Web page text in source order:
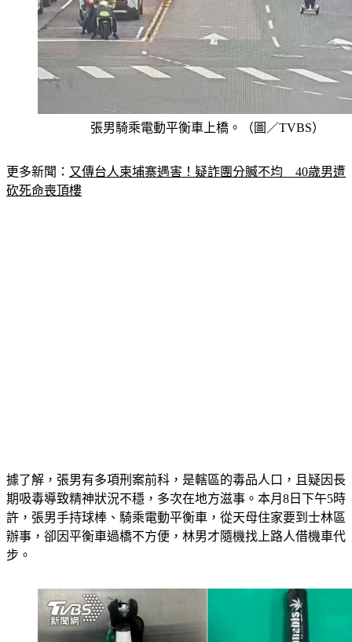
張男騎乘電動平衡車上橋。（圖／TVBS）
更多新聞： 又傳台人柬埔寨遇害！疑詐團分贓不均　40歲男遭
砍死命喪頂樓
據了解，張男有多項刑案前科，是轄區的毒品人口，且疑因長
期吸毒導致精神狀況不穩，多次在地方滋事。本月8日下午5時
許，張男手持球棒、騎乘電動平衡車，從天母住家要到士林區
辦事，卻因平衡車過橋不方便，林男才隨機找上路人借機車代
步。